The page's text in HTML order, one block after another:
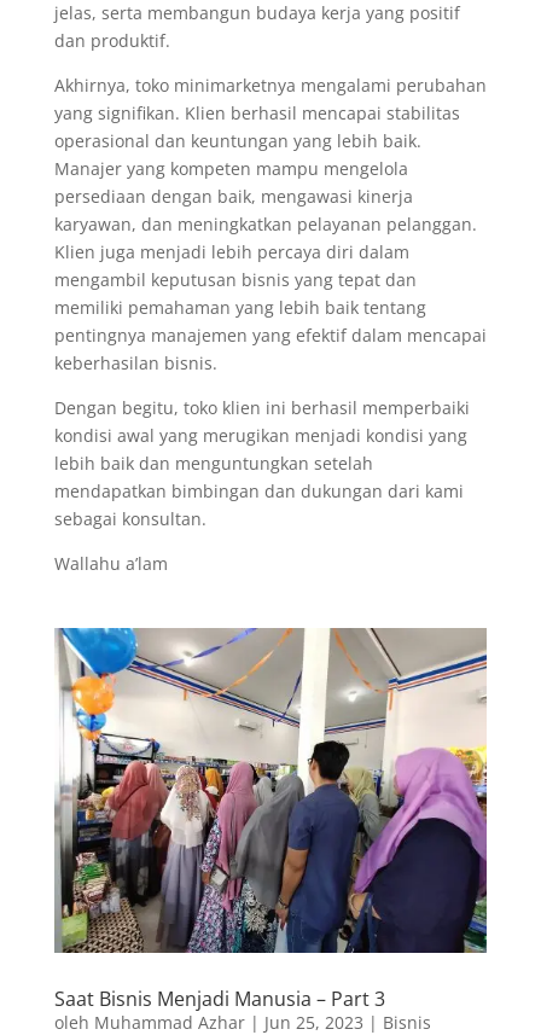
jelas, serta membangun budaya kerja yang positif
dan produktif.
Akhirnya, toko minimarketnya mengalami perubahan
yang signifikan. Klien berhasil mencapai stabilitas
operasional dan keuntungan yang lebih baik.
Manajer yang kompeten mampu mengelola
persediaan dengan baik, mengawasi kinerja
karyawan, dan meningkatkan pelayanan pelanggan.
Klien juga menjadi lebih percaya diri dalam
mengambil keputusan bisnis yang tepat dan
memiliki pemahaman yang lebih baik tentang
pentingnya manajemen yang efektif dalam mencapai
keberhasilan bisnis.
Dengan begitu, toko klien ini berhasil memperbaiki
kondisi awal yang merugikan menjadi kondisi yang
lebih baik dan menguntungkan setelah
mendapatkan bimbingan dan dukungan dari kami
sebagai konsultan.
Wallahu a’lam
Saat Bisnis Menjadi Manusia – Part 3
oleh Muhammad Azhar| Jun 25, 2023 | Bisnis